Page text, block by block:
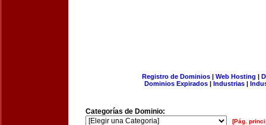
Registro de Dominios| Web Hosting |
Dominios Expirados | Industrias |
Categorías de Dominio:
[Pág.